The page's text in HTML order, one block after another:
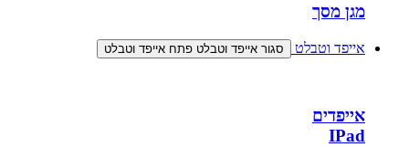
מגן מסך
אייפד וטבלט סגור אייפד וטבלט פתח אייפד וטבלט
אייפדים
IPad